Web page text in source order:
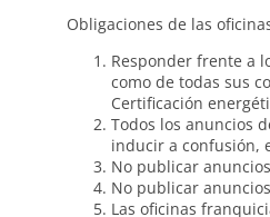
Obligaciones de las
Responder frente a
como de todas sus
Certificación
Todos los anuncios
inducir a confusión,
No publicar
No publicar
Las oficinas